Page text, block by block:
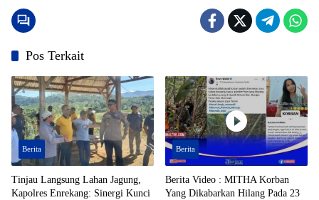
Pos Terkait
Berita
Tinjau Langsung Lahan Jagung,
Kapolres Enrekang: Sinergi Kunci
Berita
Berita Video : MITHA Korban
Yang Dikabarkan Hilang Pada 23